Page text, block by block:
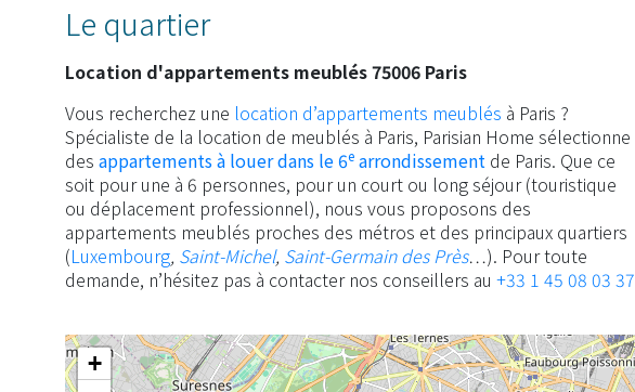
Le quartier
Location d'appartements meublés 75006 Paris
Vous recherchez une location d’appartements meublés à Paris ?
Spécialiste de la location de meublés à Paris, Parisian Home sélectionne
des appartements à louer dans le 6e arrondissement de Paris. Que ce
soit pour une à 6 personnes, pour un court ou long séjour (touristique
ou déplacement professionnel), nous vous proposons des
appartements meublés proches des métros et des principaux quartiers
(Luxembourg, Saint-Michel, Saint-Germain des Près…). Pour toute
demande, n’hésitez pas à contacter nos conseillers au +33 1 45 08 03 37
+